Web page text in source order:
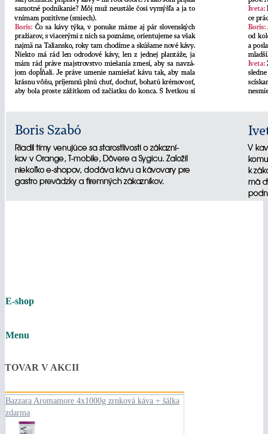
E-shop
Menu
TOVAR V AKCII
Bazzara Aromamore 4x1000g zrnková káva + šálka
zdarma